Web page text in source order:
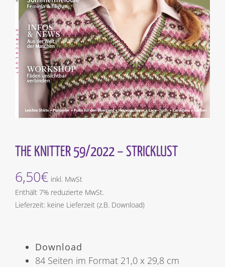
THE KNITTER 59/2022 – STRICKLUST
6,50€ inkl. MwSt
Enthält 7% reduzierte MwSt.
Lieferzeit: keine Lieferzeit (z.B. Download)
Download
84 Seiten im Format 21,0 x 29,8 cm